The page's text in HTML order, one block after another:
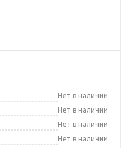
Нет в наличии
Нет в наличии
Нет в наличии
Нет в наличии